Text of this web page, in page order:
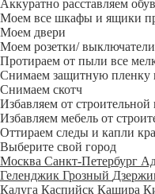
Аккуратно расставляем
Моем все шкафы и ящики
Моем двери
Моем розетки/ выключатели
Протираем от пыли все
Снимаем защитную пленку
Снимаем скотч
Избавляем от
Избавляем мебель от
Оттираем следы и капли
Выберите свой город
Москва Санкт-Петербург
Геленджик Грозный
Калуга Каспийск Кашира